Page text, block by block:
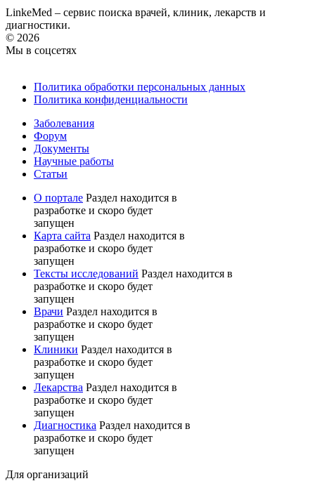
LinkeMed – сервис поиска врачей, клиник, лекарств и
диагностики.
© 2026
Мы в соцсетях
Политика обработки персональных данных
Политика конфиденциальности
Заболевания
Форум
Документы
Научные работы
Статьи
О портале Раздел находится в
разработке и скоро будет
запущен
Карта сайта Раздел находится в
разработке и скоро будет
запущен
Тексты исследований Раздел находится в
разработке и скоро будет
запущен
Врачи Раздел находится в
разработке и скоро будет
запущен
Клиники Раздел находится в
разработке и скоро будет
запущен
Лекарства Раздел находится в
разработке и скоро будет
запущен
Диагностика Раздел находится в
разработке и скоро будет
запущен
Для организаций